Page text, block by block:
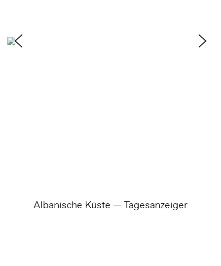
Albanische Küste — Tagesanzeiger